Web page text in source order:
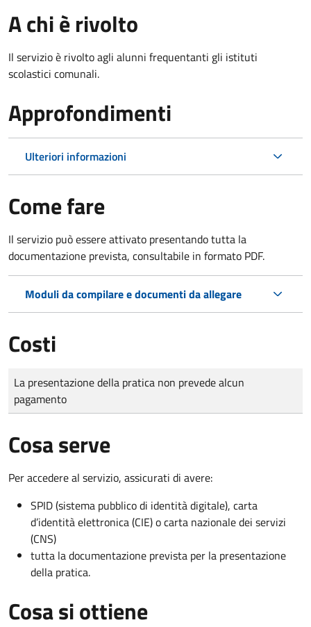
A chi è rivolto
Il servizio è rivolto agli alunni frequentanti gli istituti
scolastici comunali.
Approfondimenti
Ulteriori informazioni
Come fare
Il servizio può essere attivato presentando tutta la
documentazione prevista, consultabile in formato PDF.
Moduli da compilare e documenti da allegare
Costi
Tipo di pagamento
Importo
La presentazione della pratica non prevede alcun
pagamento
Cosa serve
Per accedere al servizio, assicurati di avere:
SPID (sistema pubblico di identità digitale), carta
d’identità elettronica (CIE) o carta nazionale dei servizi
(CNS)
tutta la documentazione prevista per la presentazione
della pratica.
Cosa si ottiene